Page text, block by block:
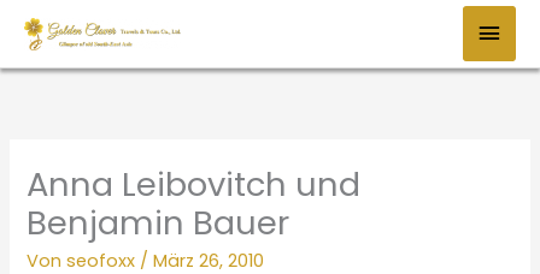
Zum
Inhalt
springen
Anna Leibovitch und
Benjamin Bauer
Vonseofoxx /März 26, 2010